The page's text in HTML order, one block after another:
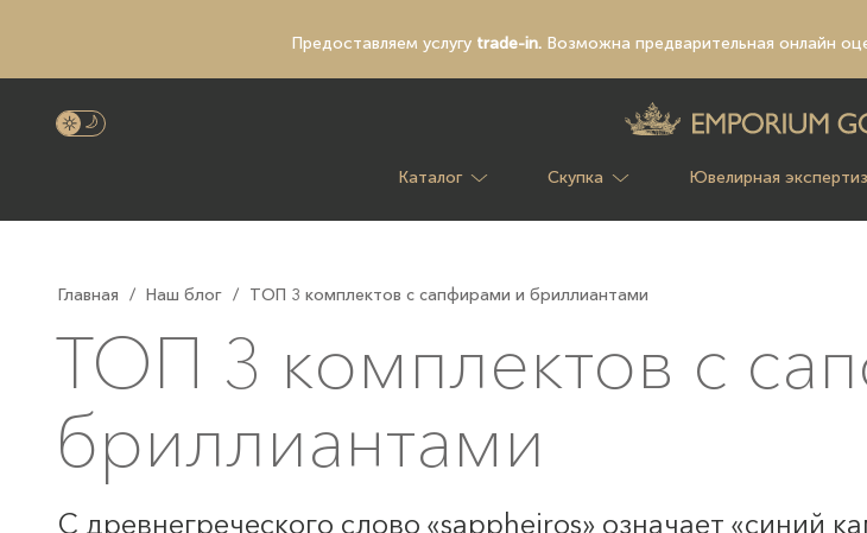
Предоставляем услугу trade-in.Возможна предварительная онлайн
Каталог Скупка Ювелирная
Главная / Наш блог / ТОП 3 комплектов с сапфирами и бриллиантами
ТОП 3 комплектов с
бриллиантами
С древнегреческого слово «sappheiros» означает «синий